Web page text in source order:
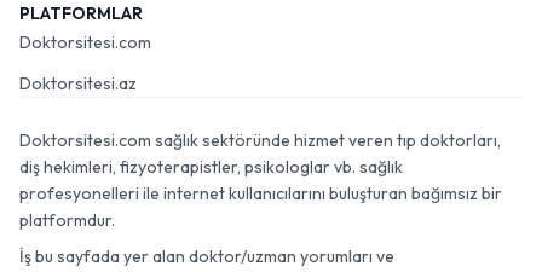
PLATFORMLAR
Doktorsitesi.com
Doktorsitesi.az
Doktorsitesi.com sağlık sektöründe hizmet veren tıp doktorları,
diş hekimleri, fizyoterapistler, psikologlar vb. sağlık
profesyonelleri ile internet kullanıcılarını buluşturan bağımsız bir
platformdur.
İş bu sayfada yer alan doktor/uzman yorumları ve